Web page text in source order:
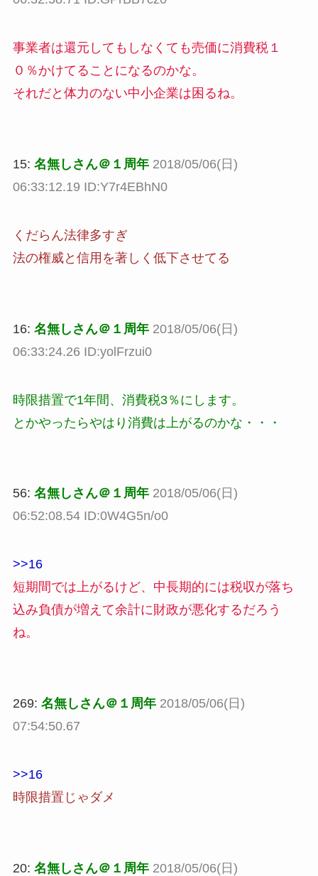
事業者は還元してもしなくても売価に消費税１
０％かけてることになるのかな。
それだと体力のない中小企業は困るね。
15: 名無しさん＠１周年 2018/05/06(日)
06:33:12.19 ID:Y7r4EBhN0
くだらん法律多すぎ
法の権威と信用を著しく低下させてる
16: 名無しさん＠１周年 2018/05/06(日)
06:33:24.26 ID:yolFrzui0
時限措置で1年間、消費税3％にします。
とかやったらやはり消費は上がるのかな・・・
56: 名無しさん＠１周年 2018/05/06(日)
06:52:08.54 ID:0W4G5n/o0
>>16
短期間では上がるけど、中長期的には税収が落ち
込み負債が増えて余計に財政が悪化するだろう
ね。
269: 名無しさん＠１周年 2018/05/06(日)
07:54:50.67
>>16
時限措置じゃダメ
20: 名無しさん＠１周年 2018/05/06(日)